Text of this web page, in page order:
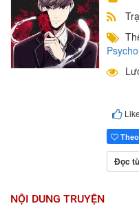
Like
Đọc
NỘI DUNG TRUYỆN